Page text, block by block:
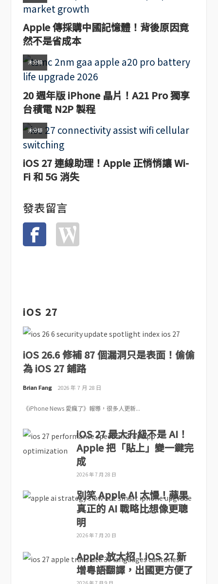
Apple 傳採購中國記憶體！背後原因竟
然不是省成本
未分類
20 週年版 iPhone 晶片！A21 Pro 獨享
台積電 N2P 製程
未分類
iOS 27 連線助理！Apple 正悄悄讓 Wi-
Fi 和 5G 消失
發表留言
iOS 27
iOS 26.6 修補 87 個漏洞只是表面！偷偷
為 iOS 27 鋪路
Brian Fang 2026 年 7 月 28 日
《iPhone News 愛瘋了》報導，很多人更新...
iOS 27 最大升級不是 AI！
Apple 把「貼上」變一鍵完
成
2026 年 7 月 28 日
別笑 Apple AI 太慢！蘋果
真正的 AI 戰略比想像更聰
明
2026 年 7 月 20 日
Apple 放大招！iOS 27 新
增粵語翻譯，出國更方便了